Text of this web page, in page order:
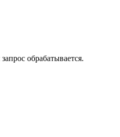
обрабатывается.